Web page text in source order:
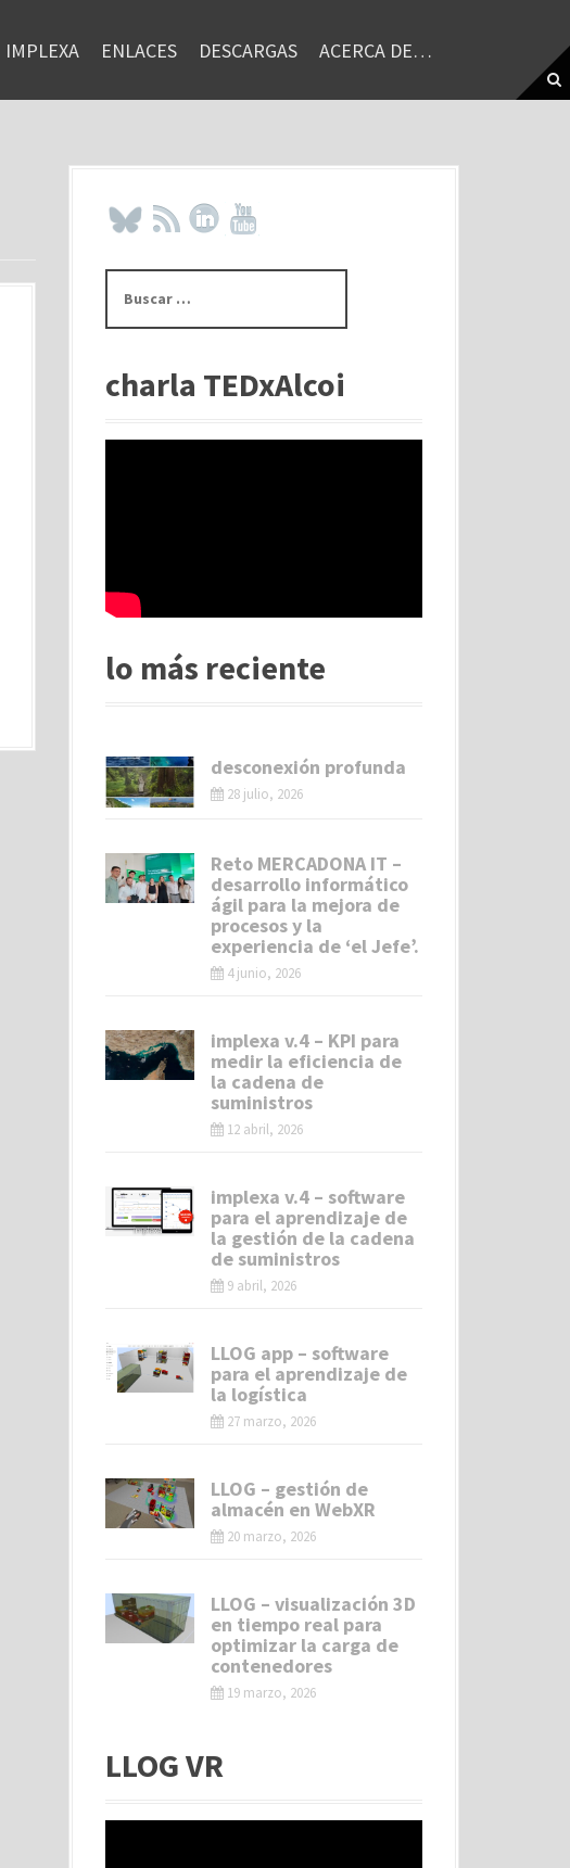
IMPLEXA ENLACES DESCARGAS ACERCA DE…
s
rcharla TEDxAlcoi
lo más reciente
desconexión profunda
28 julio, 2026
Reto MERCADONA IT –
desarrollo informático
ágil para la mejora de
procesos y la
experiencia de ‘el Jefe’.
4 junio, 2026
implexa v.4 – KPI para
medir la eficiencia de
la cadena de
suministros
12 abril, 2026
implexa v.4 – software
para el aprendizaje de
la gestión de la cadena
de suministros
9 abril, 2026
LLOG app – software
para el aprendizaje de
la logística
27 marzo, 2026
LLOG – gestión de
almacén en WebXR
20 marzo, 2026
LLOG – visualización 3D
en tiempo real para
optimizar la carga de
contenedores
19 marzo, 2026
LLOG VR